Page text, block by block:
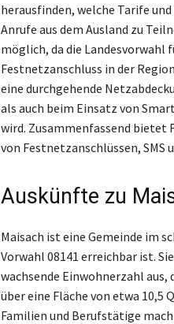
herausfinden, welche Tarife
Anrufe aus dem Ausland zu
möglich, da die Landesvorwahl
Festnetzanschluss in der
eine durchgehende
als auch beim Einsatz von
wird. Zusammenfassend bietet
von Festnetzanschlüssen,
Auskünfte zu
Maisach ist eine Gemeinde im
Vorwahl 08141 erreichbar ist.
wachsende Einwohnerzahl
über eine Fläche von etwa
Familien und Berufstätige